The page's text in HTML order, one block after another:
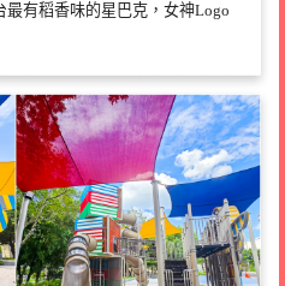
有稻香味的星巴克，女神Logo